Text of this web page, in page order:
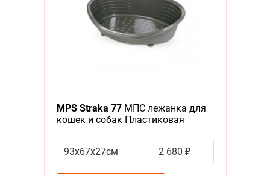
MPS Straka 77МПС лежанка для
кошек и собак Пластиковая
93х67х27см
2 680 ₽